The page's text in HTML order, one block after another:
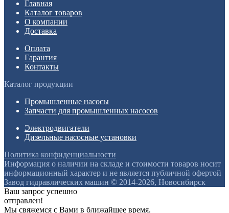
Главная
Каталог товаров
О компании
Доставка
Оплата
Гарантия
Контакты
Каталог продукции
Промышленные насосы
Запчасти для промышленных насосов
Электродвигатели
Дизельные насосные установки
Политика конфиденциальности
Информация о наличии на складе и стоимости товаров носит
информационный характер и не является публичной офертой
Завод гидравлических машин © 2014-2026, Новосибирск
Ваш запрос успешно
отправлен!
Мы свяжемся с Вами в ближайшее время.